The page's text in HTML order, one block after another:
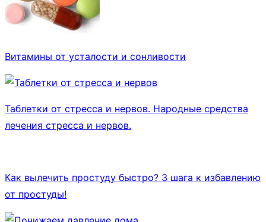
Витамины от усталости и сонливости
Таблетки от стресса и нервов. Народные средства
лечения стресса и нервов.
Как вылечить простуду быстро? 3 шага к избавлению
от простуды!